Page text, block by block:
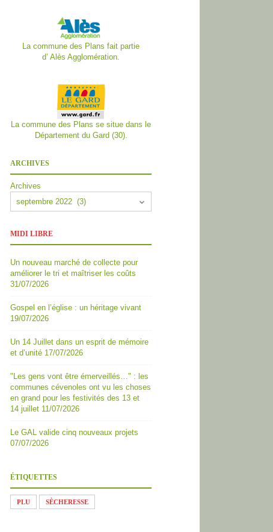
La commune des Plans fait partie
d’ Alès Agglomération.
La commune des Plans se situe dans le
Département du Gard (30).
ARCHIVES
Archives
MIDI LIBRE
Un nouveau marché de collecte pour
améliorer le tri et maîtriser les coûts
31/07/2026
Gospel en l’église : un héritage vivant
19/07/2026
Un 14 Juillet dans un esprit de mémoire
et d’unité 17/07/2026
"Les gens vont être émerveillés…" : les
communes cévenoles ont vu les choses
en grand pour les festivités des 13 et
14 juillet 11/07/2026
Le GAL valide cinq nouveaux projets
07/07/2026
ÉTIQUETTES
PLU SÈCHERESSE